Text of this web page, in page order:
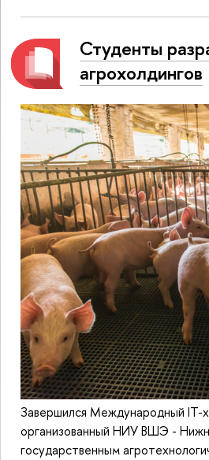
Студенты
агрохолдингов
Завершился Международный IT-
организованный НИУ ВШЭ -
государственным